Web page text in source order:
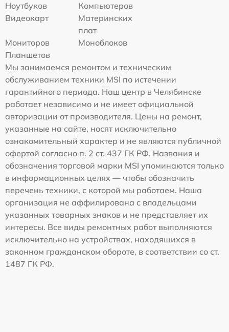
Ноутбуков
Компьютеров
Видеокарт
Материнских
плат
Мониторов
Моноблоков
Планшетов
Мы занимаемся ремонтом и техническим
обслуживанием техники MSI по истечении
гарантийного периода. Наш центр в Челябинске
работает независимо и не имеет официальной
авторизации от производителя. Цены на ремонт,
указанные на сайте, носят исключительно
ознакомительный характер и не являются публичной
офертой согласно п. 2 ст. 437 ГК РФ. Названия и
обозначения торговой марки MSI упоминаются только
в информационных целях — чтобы обозначить
перечень техники, с которой мы работаем. Наша
организация не аффилирована с владельцами
указанных товарных знаков и не представляет их
интересы. Все виды ремонтных работ выполняются
исключительно на устройствах, находящихся в
законном гражданском обороте, в соответствии со ст.
1487 ГК РФ.